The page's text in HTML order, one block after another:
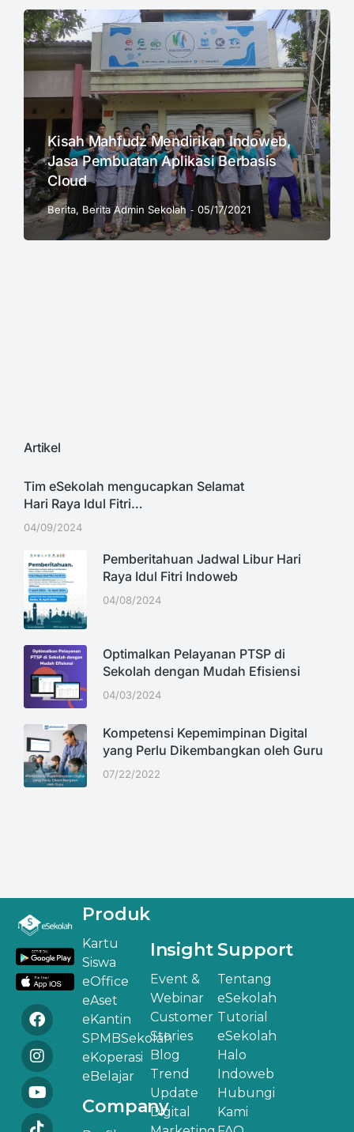
Kisah Mahfudz Mendirikan Indoweb,
Jasa Pembuatan Aplikasi Berbasis
Cloud
Berita, Berita Admin Sekolah 05/17/2021
Artikel
Tim eSekolah mengucapkan Selamat
Hari Raya Idul Fitri…
04/09/2024
Pemberitahuan Jadwal Libur Hari
Raya Idul Fitri Indoweb
04/08/2024
Optimalkan Pelayanan PTSP di
Sekolah dengan Mudah Efisiensi
04/03/2024
Kompetensi Kepemimpinan Digital
yang Perlu Dikembangkan oleh Guru
07/22/2022
Produk
Kartu
Siswa
eOffice
eAset
eKantin
SPMBSekolah
eKoperasi
eBelajar
Company
Insight
Event &
Webinar
Customer
Stories
Blog
Trend
Update
Digital
Support
Tentang
eSekolah
Tutorial
eSekolah
Halo
Indoweb
Hubungi
Kami